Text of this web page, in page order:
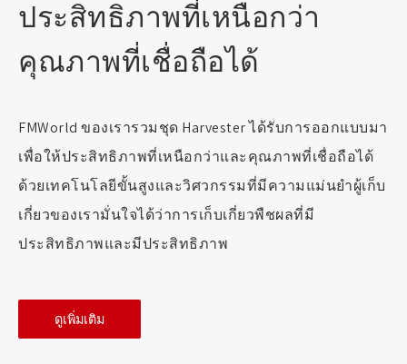
ประสิทธิภาพที่เหนือกว่า
คุณภาพที่เชื่อถือได้
FMWorld ของเรารวมชุด Harvester ได้รับการออกแบบมา
เพื่อให้ประสิทธิภาพที่เหนือกว่าและคุณภาพที่เชื่อถือได้
ด้วยเทคโนโลยีขั้นสูงและวิศวกรรมที่มีความแม่นยำผู้เก็บ
เกี่ยวของเรามั่นใจได้ว่าการเก็บเกี่ยวพืชผลที่มี
ประสิทธิภาพและมีประสิทธิภาพ
ดูเพิ่มเติม